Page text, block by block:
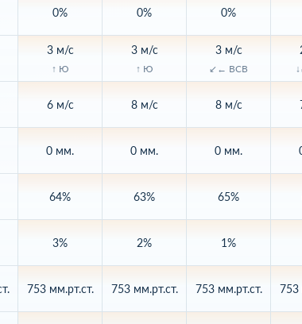
0%
3 м/с
↑ Ю
6 м/с
0 мм.
64%
3%
753 мм.рт.ст.
0%
3 м/с
↑ Ю
8 м/с
0 мм.
63%
2%
753 мм.рт.ст.
0%
3 м/с
↙← ВСВ
8 м/с
0 мм.
65%
1%
753 мм.рт.ст. 753